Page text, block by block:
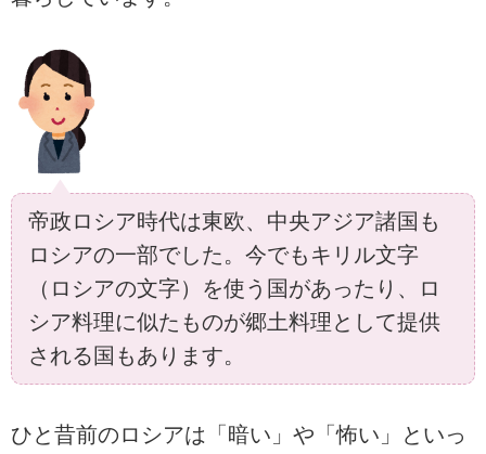
帝政ロシア時代は東欧、中央アジア諸国も
ロシアの一部でした。今でもキリル文字
（ロシアの文字）を使う国があったり、ロ
シア料理に似たものが郷土料理として提供
される国もあります。
ひと昔前のロシアは「暗い」や「怖い」といっ